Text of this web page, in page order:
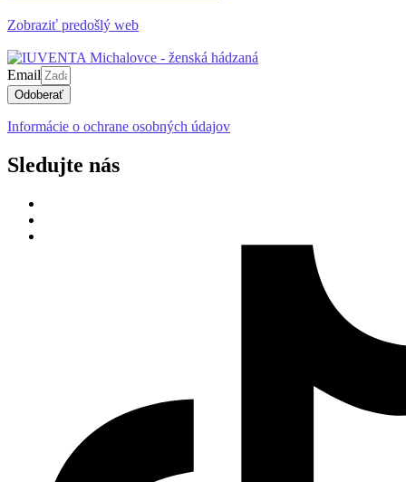
Zobraziť predošlý web
Email
Odoberať
Informácie o ochrane osobných údajov
Sledujte nás